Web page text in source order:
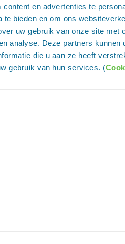
en advertenties te
te bieden en om ons
uw gebruik van onze site met
analyse. Deze partners kunnen
die u aan ze heeft
gebruik van hun services. (